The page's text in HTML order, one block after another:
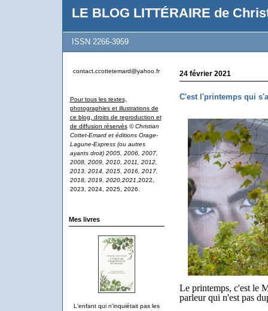
LE BLOG LITTÉRAIRE de
ISSN 2266-3959
contact.ccottetemard@yahoo.fr
Pour tous les textes,
photographies et illustrations de
ce blog, droits de reproduction et
de diffusion réservés © Christian
Cottet-Emard et éditions Orage-
Lagune-Express (ou autres
ayants droit) 2005, 2006, 2007,
2008, 2009, 2010, 2011, 2012,
2013, 2014, 2015, 2016, 2017,
2018, 2019, 2020,2021 ,2022,
2023, 2024, 2025, 2026.
Mes livres
L'enfant qui n'inquiétait pas les
24 février 2021
C'est l'printemps qui
Le printemps, c'est le
parleur qui n'est pas